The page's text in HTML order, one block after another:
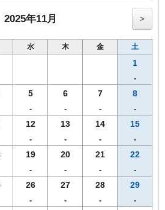
㎡の2名様利用です
金に応じた宿泊税を別途頂戴いたしま
2025年11月 >
水 木 金 土
1
-
5
-
6
-
7
-
8
-
12
-
13
-
14
-
15
-
19
-
20
-
21
-
22
-
26
-
27
-
28
-
29
-